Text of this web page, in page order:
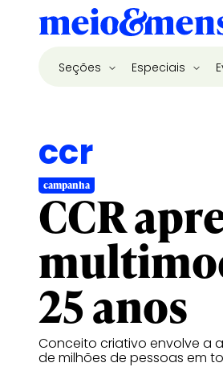
Seções Especiais
ccr
campanha
CCR
25 anos
Conceito criativo envolve a
de milhões de pessoas em